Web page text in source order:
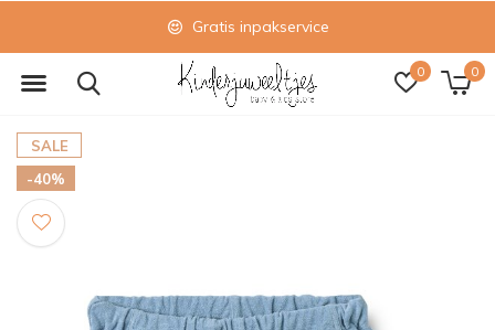
0 0
Gratis inpakservice
SALE
-40%